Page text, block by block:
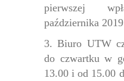
pierwszej
października
3. Biuro UTW
do czwartku w
13.00 i od 15.00